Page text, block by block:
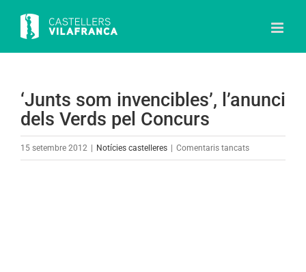
content
‘Junts som invencibles’, l’anunci
dels Verds pel Concurs
15 setembre 2012 Notícies castelleres Comentaris tancatsa